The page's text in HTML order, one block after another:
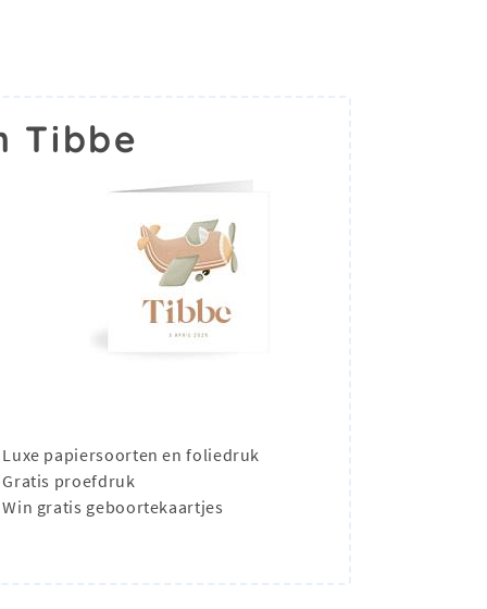
Tibbe
Luxe papiersoorten en foliedruk
Gratis proefdruk
Win gratis geboortekaartjes